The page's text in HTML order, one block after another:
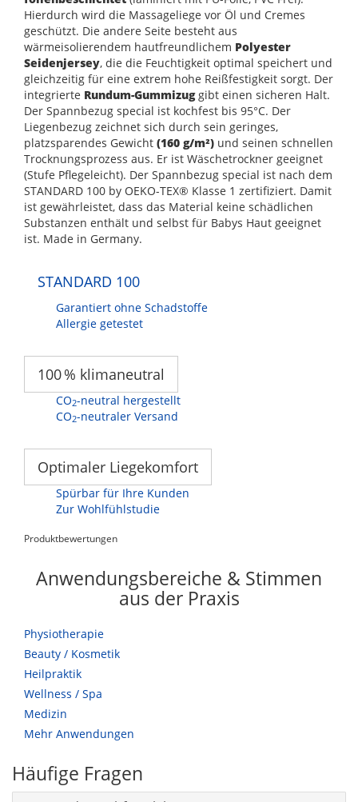
Hierdurch wird die Massageliege vor Öl und Cremes
geschützt. Die andere Seite besteht aus
wärmeisolierendem hautfreundlichem Polyester
Seidenjersey, die die Feuchtigkeit optimal speichert und
gleichzeitig für eine extrem hohe Reißfestigkeit sorgt. Der
integrierte Rundum-Gummizuggibt einen sicheren Halt.
Der Spannbezug special ist kochfest bis 95°C. Der
Liegenbezug zeichnet sich durch sein geringes,
platzsparendes Gewicht (160 g/m²) und seinen schnellen
Trocknungsprozess aus. Er ist Wäschetrockner geeignet
(Stufe Pflegeleicht). Der Spannbezug special ist nach dem
STANDARD 100 by OEKO-TEX® Klasse 1 zertifiziert. Damit
ist gewährleistet, dass das Material keine schädlichen
Substanzen enthält und selbst für Babys Haut geeignet
ist. Made in Germany.
STANDARD 100
Garantiert ohne Schadstoffe
Allergie getestet
100 % klimaneutral
CO2-neutral hergestellt
CO2-neutraler Versand
Optimaler Liegekomfort
Spürbar für Ihre Kunden
Zur Wohlfühlstudie
Produktbewertungen
Anwendungsbereiche & Stimmen
aus der Praxis
Physiotherapie
Beauty / Kosmetik
Heilpraktik
Wellness / Spa
Medizin
Mehr Anwendungen
Häufige Fragen